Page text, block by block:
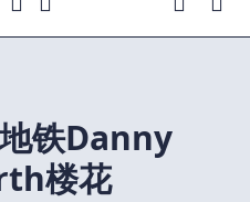
铁Danny
楼花